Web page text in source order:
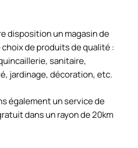
disposition un magasin de
choix de produits de qualité :
sanitaire,
jardinage, décoration, etc.
également un service de
dans un rayon de 20km